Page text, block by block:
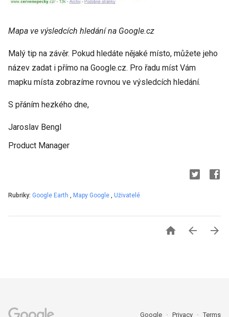
Mapa ve výsledcích hledání na Google.cz
Malý tip na závěr. Pokud hledáte nějaké místo, můžete jeho
název zadat i přímo na Google.cz. Pro řadu míst Vám
mapku místa zobrazíme rovnou ve výsledcích hledání.
S přáním hezkého dne,
Jaroslav Bengl
Product Manager
Rubriky: Google Earth , Mapy Google , Uživatelé
  
Google Privacy Terms